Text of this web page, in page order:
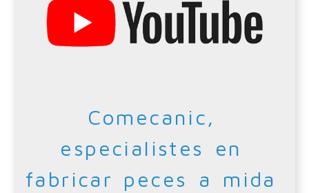
Comecanic,
especialistes en
fabricar peces a mida